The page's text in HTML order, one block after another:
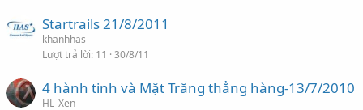
Startrails 21/8/2011
khanhhas
Lượt trả lời 11 30/8/11
4 hành tinh và Mặt Trăng thẳng hàng-13/7/2010
HL_Xen